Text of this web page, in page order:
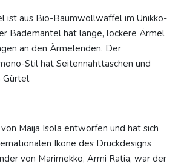
ist aus Bio-Baumwollwaffel im Unikko-
Bademantel hat lange, lockere Ärmel
an den Ärmelenden. Der
Stil hat Seitennahttaschen und
Gürtel.
Maija Isola entworfen und hat sich
Ikone des Druckdesigns
von Marimekko, Armi Ratia, war der